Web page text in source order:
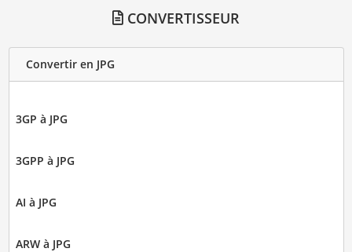
CONVERTISSEUR
Convertir en JPG
3GP à JPG
3GPP à JPG
AI à JPG
ARW à JPG